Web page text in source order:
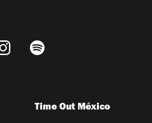
Time Out México